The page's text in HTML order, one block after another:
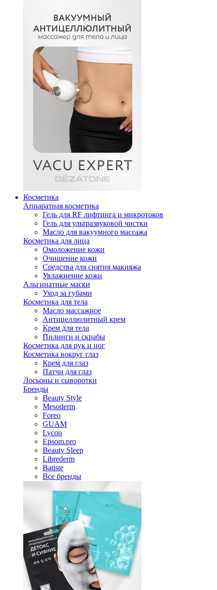
Косметика
Аппаратная косметика
Гель для RF лифтинга и микротоков
Гель для ультразвуковой чистки
Масло для вакуумного массажа
Косметика для лица
Омоложение кожи
Очищение кожи
Средства для снятия макияжа
Увлажнение кожи
Альгинатные маски
Уход за губами
Косметика для тела
Масло массажное
Антицеллюлитный крем
Крем для тела
Пилинги и скрабы
Косметика для рук и ног
Косметика вокруг глаз
Крем для глаз
Патчи для глаз
Лосьоны и сыворотки
Бренды
Beauty Style
Mesoderm
Foreo
GUAM
Lycon
Epsom.pro
Beauty Sleep
Librederm
Batiste
Все бренды